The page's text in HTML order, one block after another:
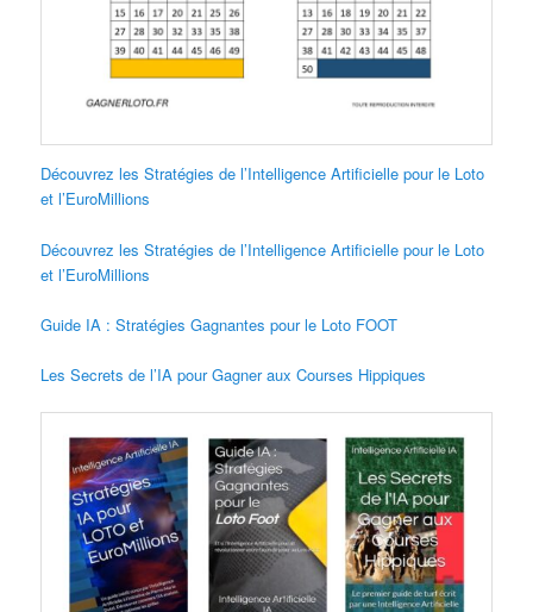
Découvrez les Stratégies de l’Intelligence Artificielle pour le Loto
et l’EuroMillions
Découvrez les Stratégies de l’Intelligence Artificielle pour le Loto
et l’EuroMillions
Guide IA : Stratégies Gagnantes pour le Loto FOOT
Les Secrets de l’IA pour Gagner aux Courses Hippiques